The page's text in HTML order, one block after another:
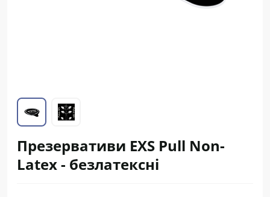
Презервативи EXS Pull Non-
Latex - безлатексні